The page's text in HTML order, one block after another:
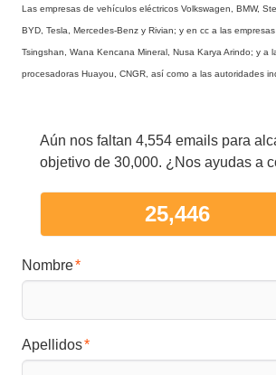
Las empresas de vehículos eléctricos Volkswagen, BMW,
BYD, Tesla, Mercedes-Benz y Rivian; y en cc a las
Tsingshan, Wana Kencana Mineral, Nusa Karya Arindo; y a
procesadoras Huayou, CNGR, así como a las autoridades
Aún nos faltan 4,554 emails para
objetivo de 30,000. ¿Nos ayudas a
25,446
Nombre
Apellidos